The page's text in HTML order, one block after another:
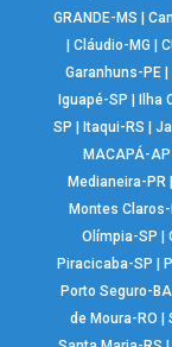
GRANDE-MS |
| Cláudio-MG |
Garanhuns-PE |
Iguapé-SP |Ilha
SP |Itaqui-RS |
MACAPÁ-AP
Medianeira-PR
Montes Claros-
Olímpia-SP |
Piracicaba-SP |
Porto Seguro-BA
de Moura-RO |